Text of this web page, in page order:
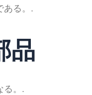
ある。.
品
る。.